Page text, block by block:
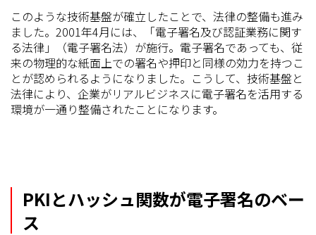
このような技術基盤が確立したことで、法律の整備も進み
ました。2001年4月には、「電子署名及び認証業務に関す
る法律」（電子署名法）が施行。電子署名であっても、従
来の物理的な紙面上での署名や押印と同様の効力を持つこ
とが認められるようになりました。こうして、技術基盤と
法律により、企業がリアルビジネスに電子署名を活用する
環境が一通り整備されたことになります。
PKIとハッシュ関数が電子署名のベー
ス